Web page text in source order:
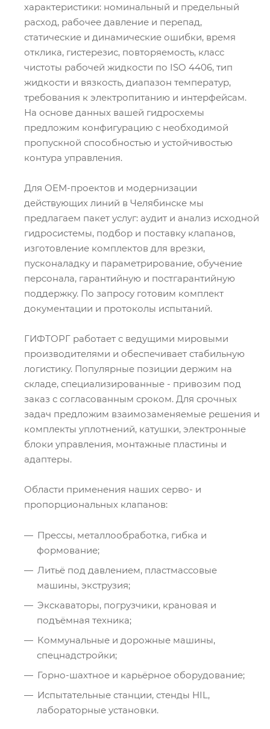
характеристики: номинальный и предельный
расход, рабочее давление и перепад,
статические и динамические ошибки, время
отклика, гистерезис, повторяемость, класс
чистоты рабочей жидкости по ISO 4406, тип
жидкости и вязкость, диапазон температур,
требования к электропитанию и интерфейсам.
На основе данных вашей гидросхемы
предложим конфигурацию с необходимой
пропускной способностью и устойчивостью
контура управления.
Для OEM-проектов и модернизации
действующих линий в Челябинске мы
предлагаем пакет услуг: аудит и анализ исходной
гидросистемы, подбор и поставку клапанов,
изготовление комплектов для врезки,
пусконаладку и параметрирование, обучение
персонала, гарантийную и постгарантийную
поддержку. По запросу готовим комплект
документации и протоколы испытаний.
ГИФТОРГ работает с ведущими мировыми
производителями и обеспечивает стабильную
логистику. Популярные позиции держим на
складе, специализированные - привозим под
заказ с согласованным сроком. Для срочных
задач предложим взаимозаменяемые решения и
комплекты уплотнений, катушки, электронные
блоки управления, монтажные пластины и
адаптеры.
Области применения наших серво- и
пропорциональных клапанов:
Прессы, металлообработка, гибка и
формование;
Литьё под давлением, пластмассовые
машины, экструзия;
Экскаваторы, погрузчики, крановая и
подъёмная техника;
Коммунальные и дорожные машины,
спецнадстройки;
Горно-шахтное и карьёрное оборудование;
Испытательные станции, стенды HIL,
лабораторные установки.